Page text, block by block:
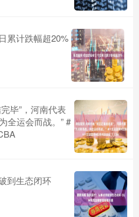
累计跌幅超20%
毕”，河南代表
全运会而战。” #
到生态闭环